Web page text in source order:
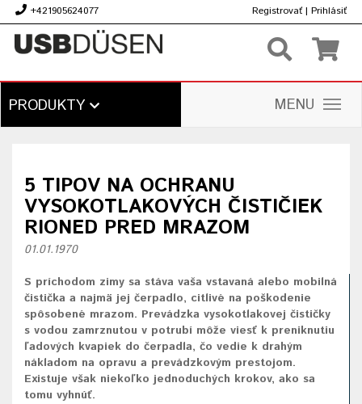
+421905624077 Registrovať | Prihlásiť
PRODUKTY MENU
5 TIPOV NA OCHRANU
VYSOKOTLAKOVÝCH ČISTIČIEK
RIONED PRED MRAZOM
01.01.1970
S príchodom zimy sa stáva vaša vstavaná alebo mobilná
čistička a najmä jej čerpadlo, citlivé na poškodenie
spôsobené mrazom. Prevádzka vysokotlakovej čističky
s vodou zamrznutou v potrubí môže viesť k preniknutiu
ľadových kvapiek do čerpadla, čo vedie k drahým
nákladom na opravu a prevádzkovým prestojom.
Existuje však niekoľko jednoduchých krokov, ako sa
tomu vyhnúť.